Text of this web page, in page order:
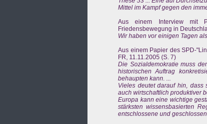
Mittel im Kampf gegen den
Aus einem Interview mit
Friedensbewegung in
Wir haben vor einigen Tagen
Aus einem Papier des SPD-
FR, 11.11.2005 (S. 7)
Die Sozialdemokratie muss
historischen Auftrag
behaupten kann. ...
Vieles deutet darauf hin,
auch wirtschaftlich produktiver
Europa kann eine wichtige
stärksten wissensbasierten
entschlossene und